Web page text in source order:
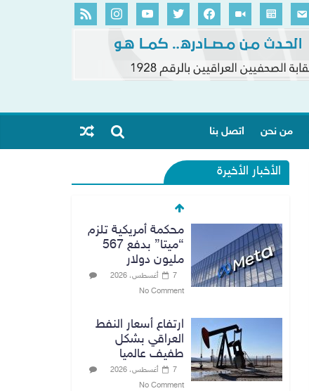
من نحن اتصل بنا
الأخبار الأخيرة
محكمة أمريكية تلزم
“ميتا” بدفع 567
مليون دولار
7 أغسطس، 2026
No Comment
ارتفاع أسعار النفط
العراقي بشكل
طفيف عالميا
7 أغسطس، 2026
No Comment